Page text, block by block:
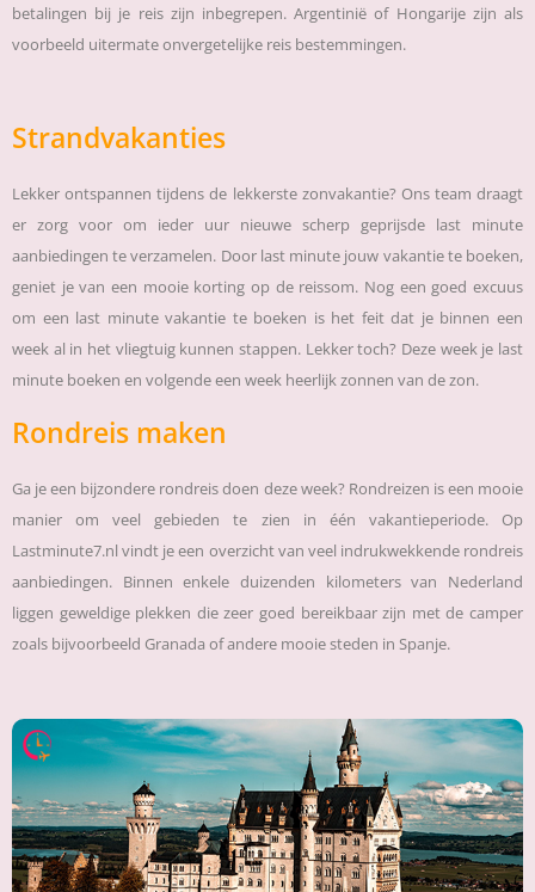
betalingen bij je reis zijn inbegrepen. Argentinië of Hongarije zijn als
voorbeeld uitermate onvergetelijke reis bestemmingen.
Strandvakanties
Lekker ontspannen tijdens de lekkerste zonvakantie? Ons team draagt
er zorg voor om ieder uur nieuwe scherp geprijsde last minute
aanbiedingen te verzamelen. Door last minute jouw vakantie te boeken,
geniet je van een mooie korting op de reissom. Nog een goed excuus
om een last minute vakantie te boeken is het feit dat je binnen een
week al in het vliegtuig kunnen stappen. Lekker toch? Deze week je last
minute boeken en volgende een week heerlijk zonnen van de zon.
Rondreis maken
Ga je een bijzondere rondreis doen deze week? Rondreizen is een mooie
manier om veel gebieden te zien in één vakantieperiode. Op
Lastminute7.nl vindt je een overzicht van veel indrukwekkende rondreis
aanbiedingen. Binnen enkele duizenden kilometers van Nederland
liggen geweldige plekken die zeer goed bereikbaar zijn met de camper
zoals bijvoorbeeld Granada of andere mooie steden in Spanje.